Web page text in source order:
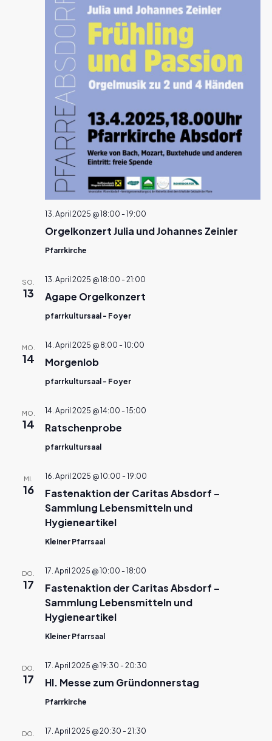
Orgelkonzert Julia und Johannes Zeinler
13. April 2025 @ 18:00 - 19:00
Pfarrkirche
SO.
13 Agape Orgelkonzert
13. April 2025 @ 18:00 - 21:00
pfarrkultursaal - Foyer
MO.
14 Morgenlob
14. April 2025 @ 8:00 - 10:00
pfarrkultursaal - Foyer
MO.
14 Ratschenprobe
14. April 2025 @ 14:00 - 15:00
pfarrkultursaal
MI.
16
Fastenaktion der Caritas Absdorf –
Sammlung Lebensmitteln und
Hygieneartikel
16. April 2025 @ 10:00 - 19:00
Kleiner Pfarrsaal
DO.
17
Fastenaktion der Caritas Absdorf –
Sammlung Lebensmitteln und
Hygieneartikel
17. April 2025 @ 10:00 - 18:00
Kleiner Pfarrsaal
DO.
17 Hl. Messe zum Gründonnerstag
17. April 2025 @ 19:30 - 20:30
Pfarrkirche
DO. 17. April 2025 @ 20:30 - 21:30